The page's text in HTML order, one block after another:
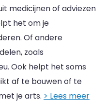
medicijnen of adviezen
het om je
Of andere
zoals
Ook helpt het soms
af te bouwen of te
je arts. > Lees meer